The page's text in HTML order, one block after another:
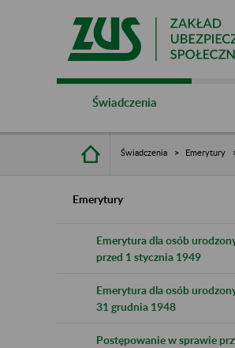
Świadczenia
Świadczenia Emerytury
Emerytury
Emerytura dla osób
przed 1 stycznia 1949
Emerytura dla osób
31 grudnia 1948
Postępowanie w sprawie